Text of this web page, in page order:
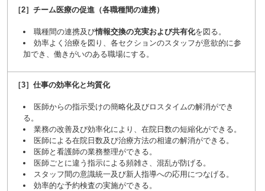
［2］チーム医療の促進（各職種間の連携）
職種間の連携及び情報交換の充実および共有化を図る。
効率よく治療を図り、各セクションのスタッフが意欲的に参
加でき、働きがいのある職場にする。
［3］仕事の効率化と均質化
医師からの指示受けの簡略化及びロスタイムの解消ができ
る。
業務の改善及び効率化により、在院日数の短縮化ができる。
医師による在院日数及び治療方法の相違の解消ができる。
医師と看護師の業務整理ができる。
医師ごとに違う指示による頻雑さ、混乱が防げる。
スタッフ間の意識統一及び新人指導への応用につなげる。
効率的な予約検査の実施ができる。